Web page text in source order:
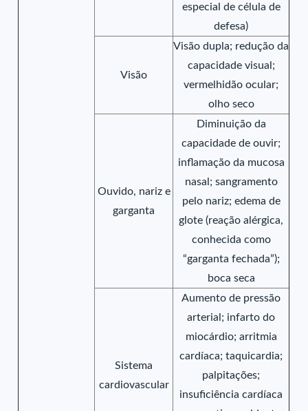
especial de célula de
defesa)
Visão
Visão dupla; redução da
capacidade visual;
vermelhidão ocular;
olho seco
Ouvido, nariz e
garganta
Diminuição da
capacidade de ouvir;
inflamação da mucosa
nasal; sangramento
pelo nariz; edema de
glote (reação alérgica,
conhecida como
“garganta fechada”);
boca seca
Sistema
cardiovascular
Aumento de pressão
arterial; infarto do
miocárdio; arritmia
cardíaca; taquicardia;
palpitações;
insuficiência cardíaca